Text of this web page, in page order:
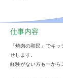
仕事内容
「焼肉の和民」でキ
せします。
経験がない方も一から